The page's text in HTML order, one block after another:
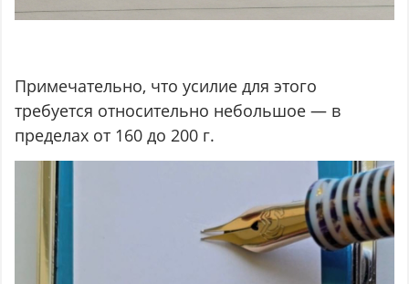
Примечательно, что усилие для этого
требуется относительно небольшое — в
пределах от 160 до 200 г.